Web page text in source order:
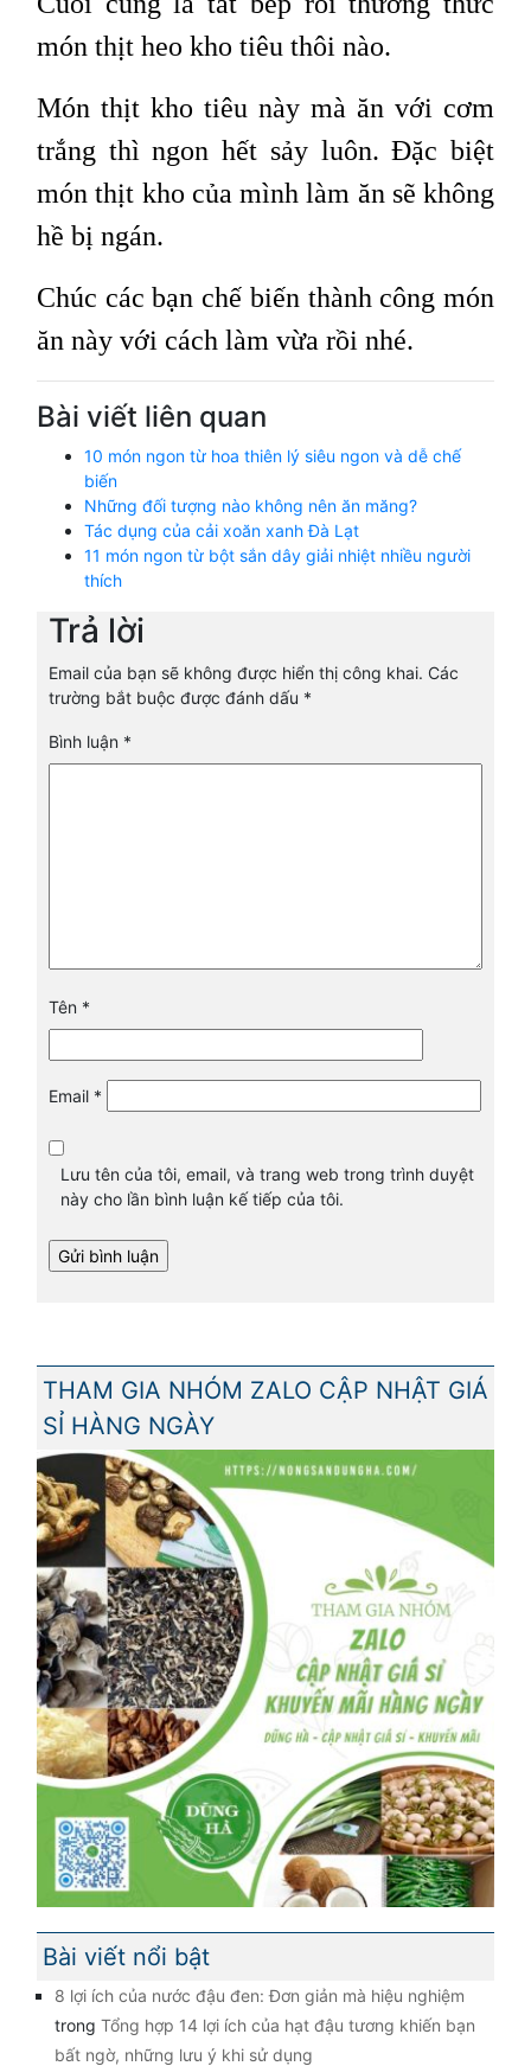
món thịt heo kho tiêu thôi nào.
Món thịt kho tiêu này mà ăn với cơm
trắng thì ngon hết sảy luôn. Đặc biệt
món thịt kho của mình làm ăn sẽ không
hề bị ngán.
Chúc các bạn chế biến thành công món
ăn này với cách làm vừa rồi nhé.
Bài viết liên quan
10 món ngon từ hoa thiên lý siêu ngon và dễ chế
biến
Những đối tượng nào không nên ăn măng?
Tác dụng của cải xoăn xanh Đà Lạt
11 món ngon từ bột sắn dây giải nhiệt nhiều người
thích
Trả lời
Email của bạn sẽ không được hiển thị công khai. Các
trường bắt buộc được đánh dấu *
Bình luận *
Tên *
Email *
Lưu tên của tôi, email, và trang web trong trình duyệt
này cho lần bình luận kế tiếp của tôi.
THAM GIA NHÓM ZALO CẬP NHẬT GIÁ
SỈ HÀNG NGÀY
Bài viết nổi bật
8 lợi ích của nước đậu đen: Đơn giản mà hiệu nghiệm
trong Tổng hợp 14 lợi ích của hạt đậu tương khiến bạn
bất ngờ, những lưu ý khi sử dụng